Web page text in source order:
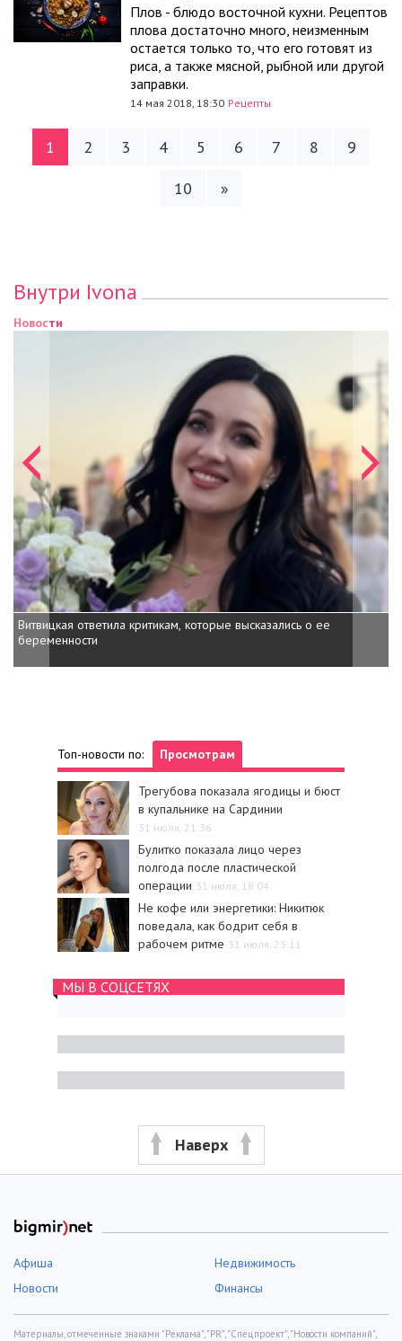
Плов - блюдо восточной кухни. Рецептов
плова достаточно много, неизменным
остается только то, что его готовят из
риса, а также мясной, рыбной или другой
заправки.
14 мая 2018, 18:30 Рецепты
1 2 3 4 5 6 7 8
9
10
»
Внутри Ivona
Новости
Витвицкая ответила критикам, которые высказались о ее
беременности
Топ-новости по: Просмотрам
Трегубова показала ягодицы и бюст
в купальнике на Сардинии
31 июля, 21:36
Булитко показала лицо через
полгода после пластической
операции 31 июля, 18:04
Не кофе или энергетики: Никитюк
поведала, как бодрит себя в
рабочем ритме 31 июля, 23:11
МЫ В СОЦСЕТЯХ
Наверх
Афиша
Недвижимость
Новости
Финансы
Материалы, отмеченные знаками "Реклама", "PR", "Спецпроект", "Новости компаний",